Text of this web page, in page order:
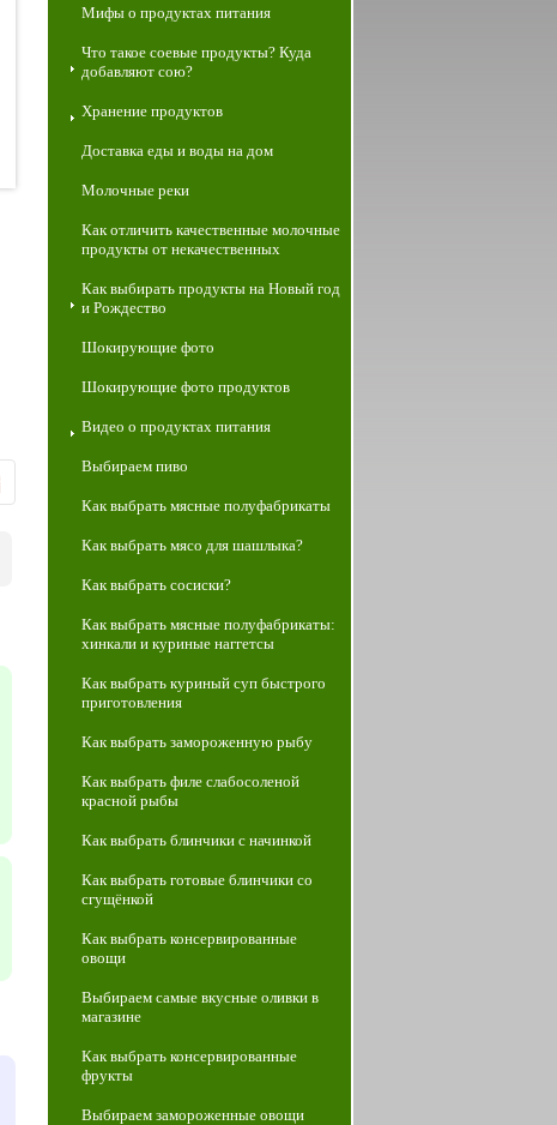
Мифы о продуктах питания
Что такое соевые продукты? Куда
добавляют сою?
Хранение продуктов
Доставка еды и воды на дом
Молочные реки
Как отличить качественные молочные
продукты от некачественных
Как выбирать продукты на Новый год
и Рождество
Шокирующие фото
Шокирующие фото продуктов
Видео о продуктах питания
Выбираем пиво
Как выбрать мясные полуфабрикаты
Как выбрать мясо для шашлыка?
Как выбрать сосиски?
Как выбрать мясные полуфабрикаты:
хинкали и куриные наггетсы
Как выбрать куриный суп быстрого
приготовления
Как выбрать замороженную рыбу
Как выбрать филе слабосоленой
красной рыбы
Как выбрать блинчики с начинкой
Как выбрать готовые блинчики со
сгущёнкой
Как выбрать консервированные
овощи
Выбираем самые вкусные оливки в
магазине
Как выбрать консервированные
фрукты
Выбираем замороженные овощи